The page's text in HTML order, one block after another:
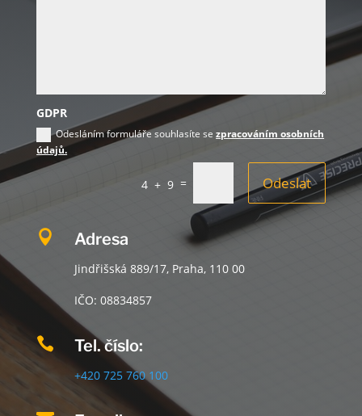
GDPR
Odesláním formuláře souhlasíte sezpracováním osobních
údajů.
4 + 9 = Odeslat
 Adresa
Jindřišská 889/17, Praha, 110 00
IČO: 08834857
 Tel. číslo:
+420 725 760 100